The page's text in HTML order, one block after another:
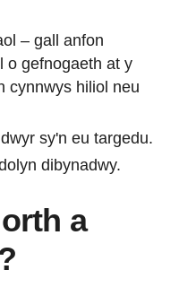
– gall anfon
o gefnogaeth at y
cynnwys hiliol neu
sy'n eu targedu.
dibynadwy.
a